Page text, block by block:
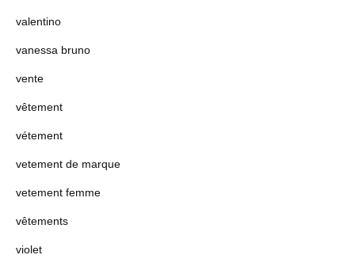
valentino
vanessa bruno
vente
vêtement
vétement
vetement de marque
vetement femme
vêtements
violet